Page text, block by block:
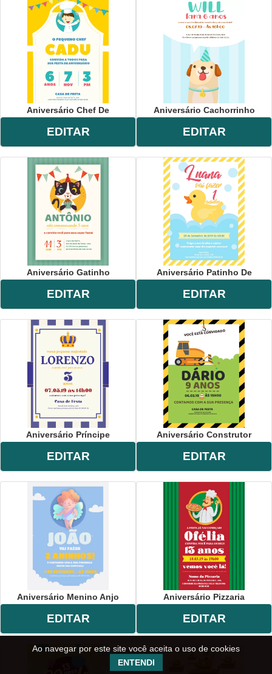
Aniversário Chef De
EDITAR
Aniversário Cachorrinho
EDITAR
Aniversário Gatinho
EDITAR
Aniversário Patinho De
EDITAR
Aniversário Príncipe
EDITAR
Aniversário Construtor
EDITAR
Aniversário Menino Anjo
EDITAR
Aniversário Pizzaria
EDITAR
Ao navegar por este site você aceita o uso de cookies
ENTENDI